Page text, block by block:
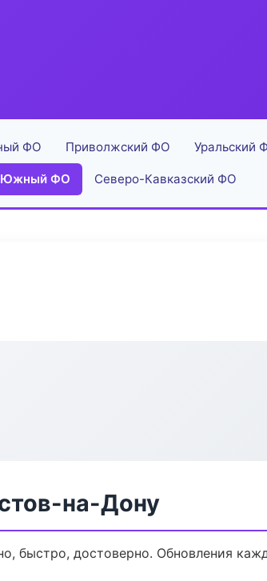
ФО Приволжский ФО Уральский
Южный ФО Северо-Кавказский ФО
на-Дону
быстро, достоверно. Обновления